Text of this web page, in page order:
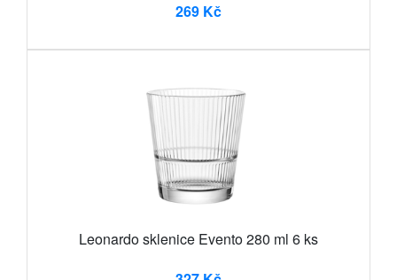
269 Kč
Leonardo sklenice Evento 280 ml 6 ks